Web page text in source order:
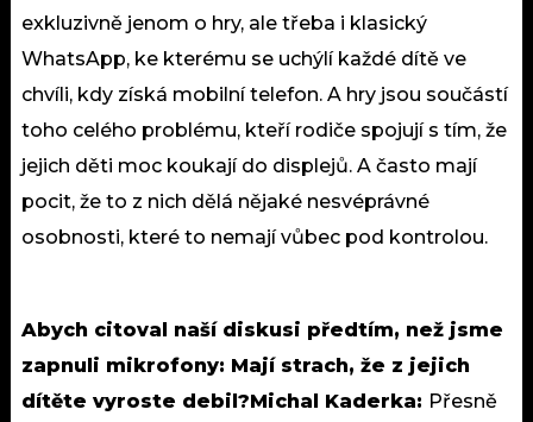
exkluzivně jenom o hry, ale třeba i klasický
WhatsApp, ke kterému se uchýlí každé dítě ve
chvíli, kdy získá mobilní telefon. A hry jsou součástí
toho celého problému, kteří rodiče spojují s tím, že
jejich děti moc koukají do displejů. A často mají
pocit, že to z nich dělá nějaké nesvéprávné
osobnosti, které to nemají vůbec pod kontrolou.
Abych citoval naší diskusi předtím, než jsme
zapnuli mikrofony: Mají strach, že z jejich
dítěte vyroste debil?Michal Kaderka: Přesně